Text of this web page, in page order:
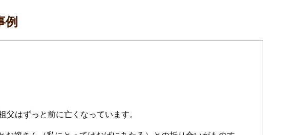
例
はずっと前に亡くなっています。